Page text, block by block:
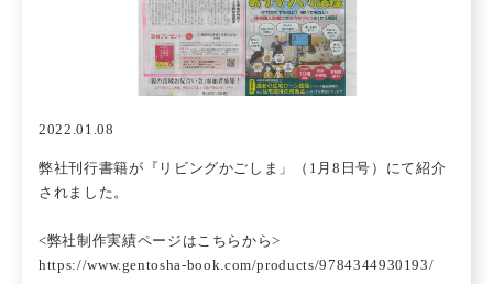
2022.01.08
弊社刊行書籍が『リビングかごしま」（1月8日号）にて紹介
されました。
<弊社制作実績ページはこちらから>
https://www.gentosha-book.com/products/9784344930193/